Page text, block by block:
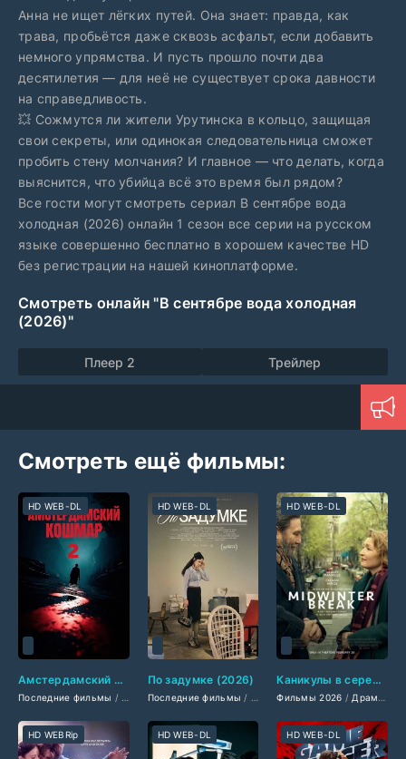
Анна не ищет лёгких путей. Она знает: правда, как
трава, пробьётся даже сквозь асфальт, если добавить
немного упрямства. И пусть прошло почти два
десятилетия — для неё не существует срока давности
на справедливость.
💥 Сожмутся ли жители Урутинска в кольцо, защищая
свои секреты, или одинокая следовательница сможет
пробить стену молчания? И главное — что делать, когда
выяснится, что убийца всё это время был рядом?
Все гости могут смотреть сериал В сентябре вода
холодная (2026) онлайн 1 сезон все серии на русском
языке совершенно бесплатно в хорошем качестве HD
без регистрации на нашей киноплатформе.
Смотреть онлайн "В сентябре вода холодная
(2026)"
Плеер 2 Трейлер
Смотреть ещё фильмы:
Амстердамский кошмар 2 (2026)
Последние фильмы / Фильмы 2026/Боевики 2026 Триллеры 2026 /Фильмы
HD WEB-DL
По задумке (2026)
Последние фильмы / Фильмы 2026 /Драмы 2026
HD WEB-DL
Каникулы в середине зимы (2026)
Фильмы 2026 / Драмы 2026
HD WEB-DL
HD WEBRip HD WEB-DL HD WEB-DL